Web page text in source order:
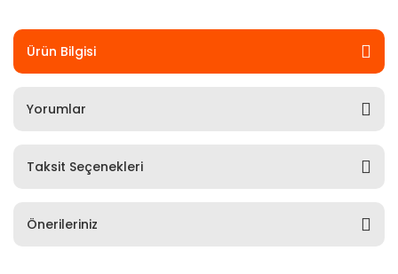
Ürün Bilgisi
Yorumlar
Taksit Seçenekleri
Önerileriniz